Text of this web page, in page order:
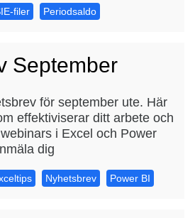
filer Periodsaldo
September
för september ute. Här
effektiviserar ditt arbete och
i Excel och Power
dig
Nyhetsbrev Power BI